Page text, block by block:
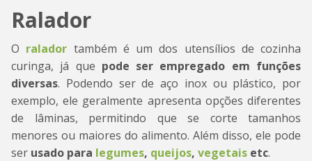
Ralador
O ralador também é um dos utensílios de cozinha
curinga, já que pode ser empregado em funções
diversas. Podendo ser de aço inox ou plástico, por
exemplo, ele geralmente apresenta opções diferentes
de lâminas, permitindo que se corte tamanhos
menores ou maiores do alimento. Além disso, ele pode
ser usado para legumes, queijos, vegetais etc.